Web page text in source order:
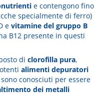
e contengono fino
specialmente di ferro)
evitamine del gruppo B
B12 presente in questi
diclorofilla pura,
alimenti depuratori
conosciuti per essere
dei metalli